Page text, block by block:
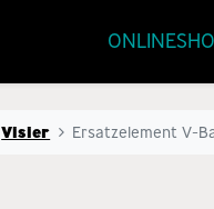
Visier Ersatzelement V-